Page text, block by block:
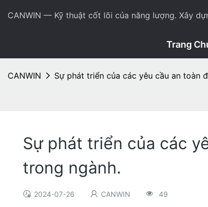
CANWIN — Kỹ thuật cốt lõi của năng lượng. Xây
Trang
CANWIN Sự phát triển của các yêu cầu an toàn
Sự phát triển của các
trong ngành.
2024-07-26 CANWIN 49